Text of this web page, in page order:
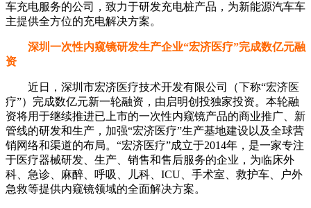
车充电服务的公司，致力于研发充电桩产品，为新能源汽车车
主提供全方位的充电解决方案。
深圳一次性内窥镜研发生产企业“宏济医疗”完成数亿元融
资
近日，深圳市宏济医疗技术开发有限公司（下称“宏济医
疗”）完成数亿元新一轮融资，由启明创投独家投资。本轮融
资将用于继续推进已上市的一次性内窥镜产品的商业推广、新
管线的研发和生产，加强“宏济医疗”生产基地建设以及全球营
销网络和渠道的布局。“宏济医疗”成立于2014年，是一家专注
于医疗器械研发、生产、销售和售后服务的企业，为临床外
科、急诊、麻醉、呼吸、儿科、ICU、手术室、救护车、户外
急救等提供内窥镜领域的全面解决方案。